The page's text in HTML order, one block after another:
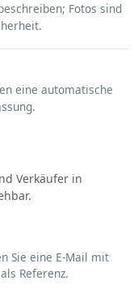
Fotos sind
eine automatische
Verkäufer in
Sie eine E-Mail mit
Referenz.